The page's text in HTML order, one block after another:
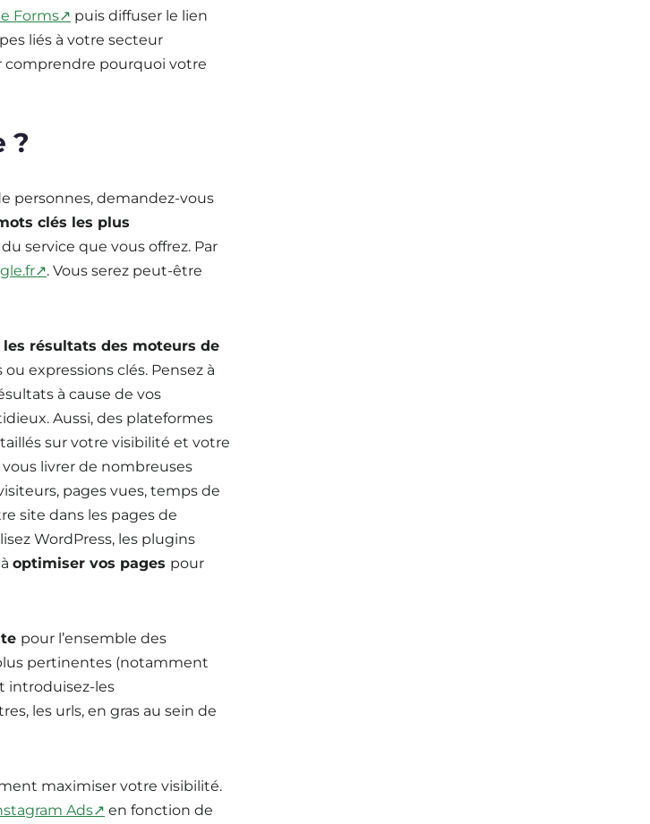
Forms↗ puis diffuser le lien
liés à votre secteur
comprendre pourquoi votre
?
personnes, demandez-vous
clés les plus
service que vous offrez. Par
. Vous serez peut-être
résultats des moteurs de
expressions clés. Pensez à
à cause de vos
Aussi, des plateformes
sur votre visibilité et votre
livrer de nombreuses
pages vues, temps de
site dans les pages de
WordPress, les plugins
optimiser vos pages pour
pour l’ensemble des
pertinentes (notamment
introduisez-les
les urls, en gras au sein de
maximiser votre visibilité.
Ads↗ en fonction de